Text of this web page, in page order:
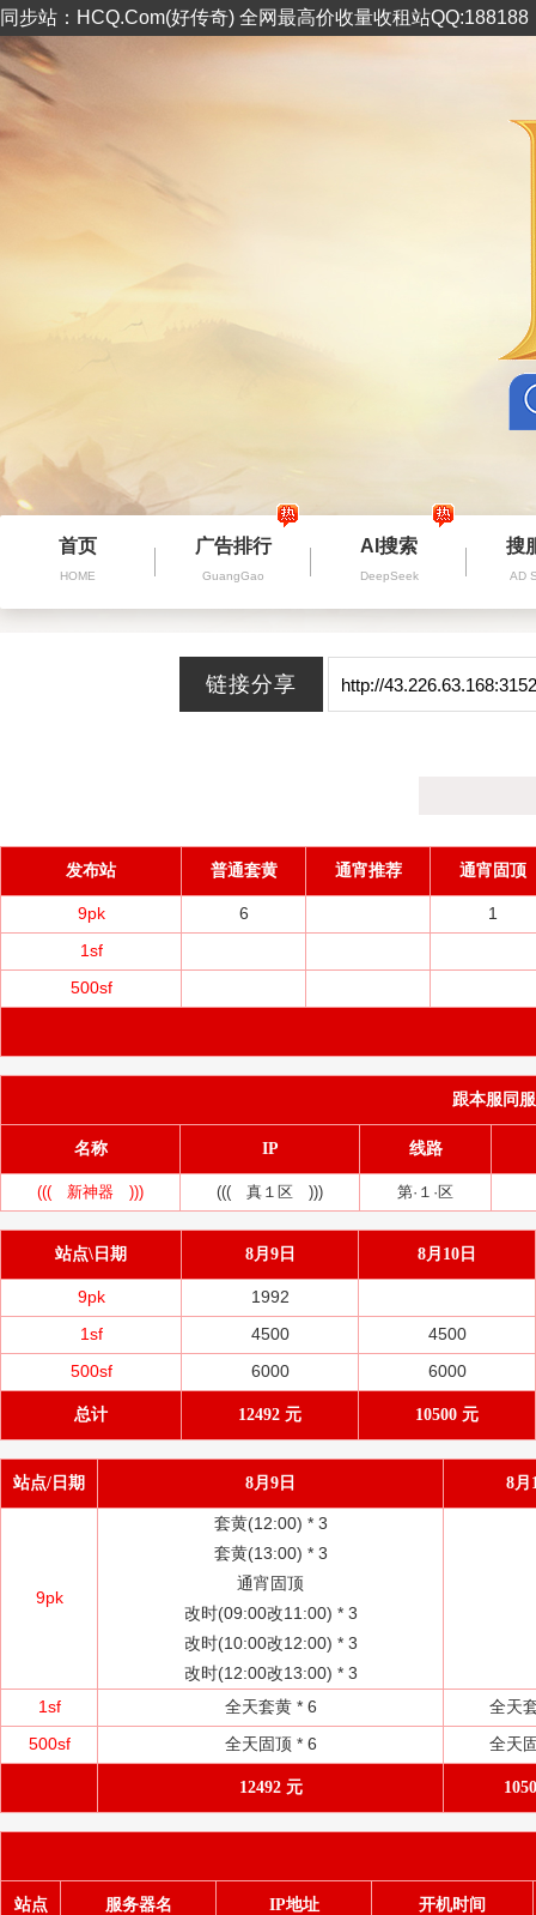
同步站：HCQ.Com(好传奇) 全网最高价收量收租站
首页
HOME
广告排行
GuangGao
AI搜索
DeepSeek
搜
AD
发布站 普通套黄 通宵推荐 通宵固顶
9pk 6
1
1sf
500sf
跟本服同
名称 IP 线路
((( 新神器 ))) ((( 真１区 ))) 第·１·区
站点\日期 8月9日 8月10日
9pk
1992
1sf
4500
4500
500sf
6000 6000
总计 12492 元 10500 元
站点/日期 8月9日 8月
9pk
套黄(12:00) * 3
套黄(13:00) * 3
通宵固顶
改时(09:00改11:00) * 3
改时(10:00改12:00) * 3
改时(12:00改13:00) * 3
1sf
全天套黄 * 6
全天
500sf
全天固顶 * 6 全天
12492 元
站点 服务器名 IP地址 开机时间